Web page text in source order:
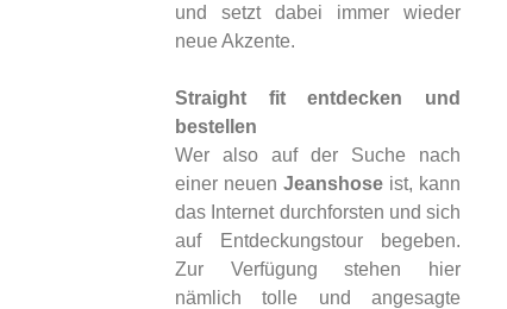
und setzt dabei immer wieder
neue Akzente.
Straight fit entdecken und
bestellen
Wer also auf der Suche nach
einer neuen Jeanshose ist, kann
das Internet durchforsten und sich
auf Entdeckungstour begeben.
Zur Verfügung stehen hier
nämlich tolle und angesagte